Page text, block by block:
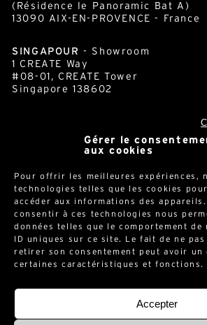
Gérer le
aux cookies
Pour offrir les meilleures expériences,
technologies telles que les cookies
accéder aux informations des
consentir à ces technologies nous
données telles que le comportement de
ID uniques sur ce site. Le fait de ne
retirer son consentement peut avoir
certaines caractéristiques et fonctions.
Accepter
(Résidence le Panoramic Bat A)
13090 AIX-EN-PROVENCE - France
SINGAPOUR - Showroom
1 CREATE Way
#08-01, CREATE Tower
Singapore 138602
cornershop.com
Newsletter